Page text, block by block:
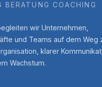
BERATUNG COACHING
wir Unternehmen,
und Teams auf dem Weg
klarer
Wachstum.